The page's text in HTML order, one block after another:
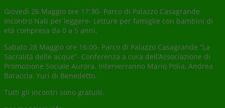
Giovedì 26 Maggio ore 17:30- Parco di Palazzo Casagrande
Incontro Nati per leggere- Letture per famiglie con bambini di
età compresa da 0 a 5 anni.
Sabato 28 Maggio ore 16:00- Parco di Palazzo Casagrande “La
Sacralità delle acque”- Conferenza a cura dell’Associazione di
Promozione Sociale Aurora. Interverranno Mario Polia, Andrea
Baraccia, Yuri di Benedetto.
Tutti gli incontri sono gratuiti.